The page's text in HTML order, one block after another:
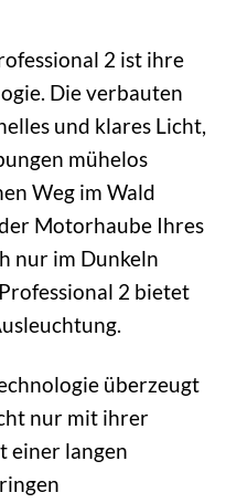
2 ist ihre
Die verbauten
und klares Licht,
mühelos
Weg im Wald
Motorhaube Ihres
nur im Dunkeln
2 bietet
überzeugt
nur mit ihrer
einer langen